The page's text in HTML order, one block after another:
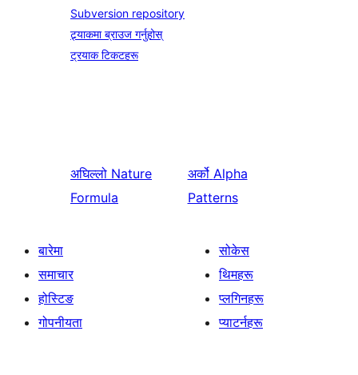
Subversion repository
ट्र्याकमा ब्राउज गर्नुहोस्
ट्रयाक टिकटहरू
अघिल्लो Nature
Formula
अर्को Alpha
Patterns
बारेमा
समाचार
होस्टिङ
गोपनीयता
सोकेस
थिमहरू
प्लगिनहरू
प्याटर्नहरू